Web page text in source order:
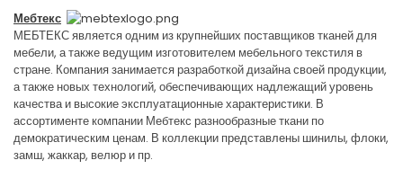
Мебтекс
МЕБТЕКС является одним из крупнейших поставщиков тканей для
мебели, а также ведущим изготовителем мебельного текстиля в
стране. Компания занимается разработкой дизайна своей продукции,
а также новых технологий, обеспечивающих надлежащий уровень
качества и высокие эксплуатационные характеристики. В
ассортименте компании Мебтекс разнообразные ткани по
демократическим ценам. В коллекции представлены шинилы, флоки,
замш, жаккар, велюр и пр.